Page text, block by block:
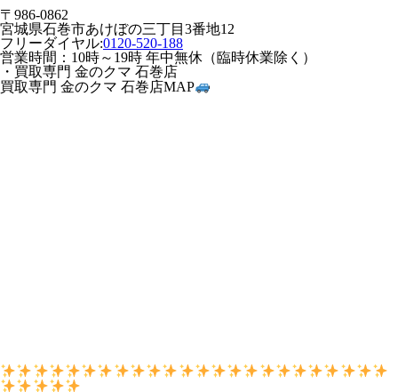
〒986-0862
宮城県石巻市あけぼの三丁目3番地12
フリーダイヤル:0120-520-188
営業時間：10時～19時 年中無休（臨時休業除く）
・買取専門 金のクマ 石巻店
買取専門 金のクマ 石巻店MAP